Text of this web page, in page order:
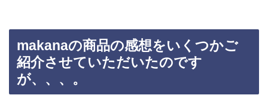
makanaの商品の感想をいくつかご
紹介させていただいたのです
が、、、。